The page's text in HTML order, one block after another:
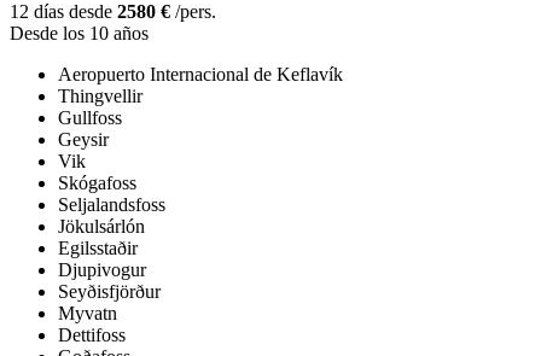
12 días desde 2580 € /pers.
Desde los 10 años
Aeropuerto Internacional de Keflavík
Thingvellir
Gullfoss
Geysir
Vik
Skógafoss
Seljalandsfoss
Jökulsárlón
Egilsstaðir
Djupivogur
Seyðisfjörður
Myvatn
Dettifoss